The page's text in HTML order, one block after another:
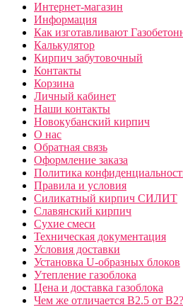
Интернет-магазин
Информация
Как изготавливают
Калькулятор
Кирпич забутовочный
Контакты
Корзина
Личный кабинет
Наши контакты
Новокубанский кирпич
О нас
Обратная связь
Оформление заказа
Политика
Правила и условия
Силикатный кирпич СИЛИТ
Славянский кирпич
Сухие смеси
Техническая документация
Условия доставки
Установка U-образных блоков
Утепление газоблока
Цена и доставка газоблока
Чем же отличается B2.5 от B2?